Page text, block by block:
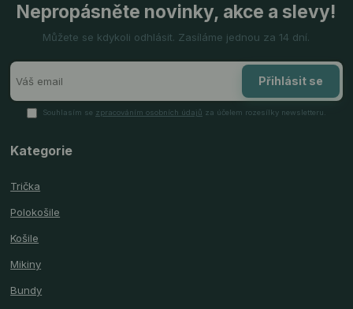
Nepropásněte novinky, akce a slevy!
Můžete se kdykoli odhlásit. Zasíláme jednou za 14 dní.
Přihlásit se
Souhlasím se zpracováním osobních údajů za účelem rozesílky newsletteru.
Kategorie
Trička
Polokošile
Košile
Mikiny
Bundy